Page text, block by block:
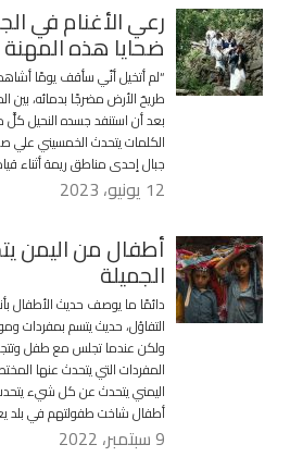
رعي الأغنام في
ضحايا هذه المهنة
“لم أتخيل أنّي سأقف يومًا
طريحَ الأرض مضرجًا بدمائه، بين
بعد أن استنفد جسده النحيل
الكلمات يتحدث الخمسيني علي
جبال إحدى مناطق ريمة أثناء
12 يونيو، 2023
أطفال من اليمن
الجميلة
دائمًا ما يوصف حديث الأطفال
التفاؤل، حديث يتسم بمفردات
ولكن عندما تجلس مع طفل
المفردات التي يتحدث عنها
اليمني يتحدث عن كل شيء يتحدث
أطفال شاخت طفولتهم في بلد
9 سبتمبر، 2022